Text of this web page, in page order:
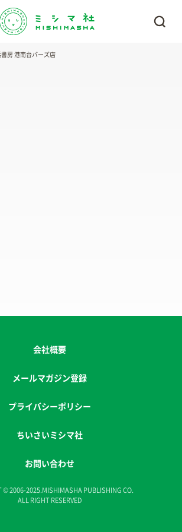
書房 港南台バーズ店
会社概要
メールマガジン登録
プライバシーポリシー
ちいさいミシマ社
お問い合わせ
© 2006-2025.MISHIMASHA PUBLISHING CO.
ALL RIGHT RESERVED